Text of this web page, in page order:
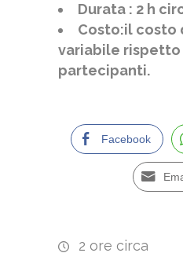
Durata : 2 h
Costo:il costo
variabile rispetto
partecipanti.
Facebook
2 ore circa